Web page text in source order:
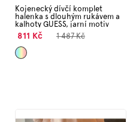
Přihlášení
Kojenecký dívčí komplet
halenka s dlouhým rukávem a
kalhoty GUESS, jarní motiv
811 Kč 1 487 Kč
Mix